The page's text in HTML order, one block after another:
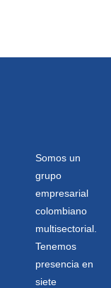
Somos un
grupo
empresarial
colombiano
multisectorial.
Tenemos
presencia en
siete